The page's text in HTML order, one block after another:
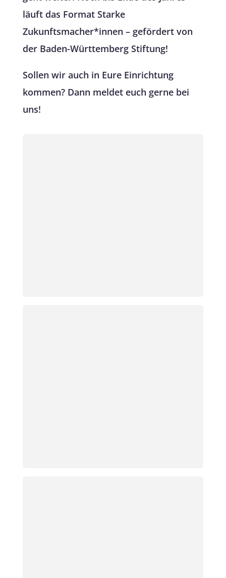
läuft das Format Starke
Zukunftsmacher*innen – gefördert von
der Baden-Württemberg Stiftung!
Sollen wir auch in Eure Einrichtung
kommen? Dann meldet euch gerne bei
uns!